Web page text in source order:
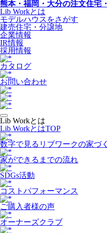
熊本・福岡・大分の注文住宅
Lib Workとは
モデルハウスをさがす
建売住宅・分譲地
企業情報
IR情報
採用情報
カタログ
お問い合わせ
Lib Workとは
Lib WorkとはTOP
数字で⾒るリブワークの家づ
家ができるまでの流れ
SDGs活動
コストパフォーマンス
ご購入者様の声
オーナーズクラブ